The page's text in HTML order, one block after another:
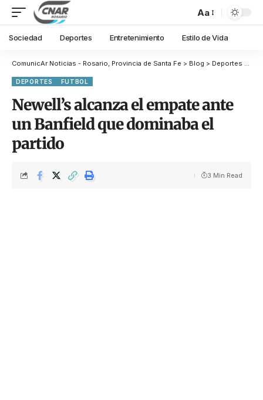
Aa
Sociedad Deportes Entretenimiento Estilo de Vida
ComunicAr Noticias - Rosario, Provincia de Santa Fe > Blog > Deportes
DEPORTES FUTBOL
Newell’s alcanza el empate ante
un Banfield que dominaba el
partido
3 Min Read